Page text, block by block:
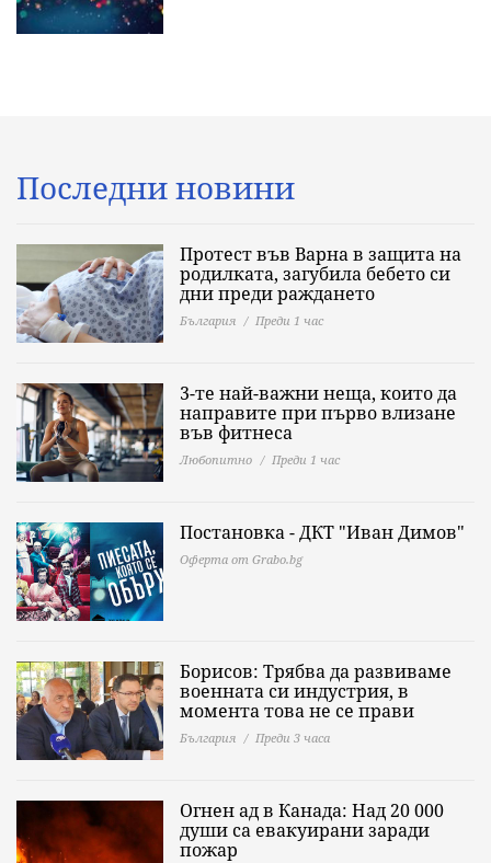
Последни новини
Протест във Варна в защита на
родилката, загубила бебето си
дни преди раждането
България Преди 1 час
3-те най-важни неща, които да
направите при първо влизане
във фитнеса
Любопитно Преди 1 час
Постановка - ДКТ "Иван Димов"
Оферта от Grabo.bg
Борисов: Трябва да развиваме
военната си индустрия, в
момента това не се прави
България Преди 3 часа
Огнен ад в Канада: Над 20 000
души са евакуирани заради
пожар